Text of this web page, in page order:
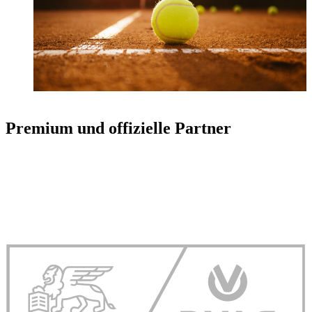
Premium und offizielle Partner